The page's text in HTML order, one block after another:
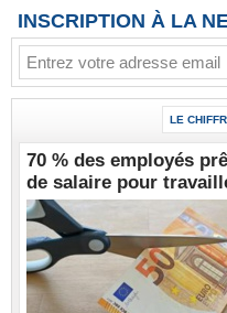
INSCRIPTION À LA
LE
70 % des employés
de salaire pour